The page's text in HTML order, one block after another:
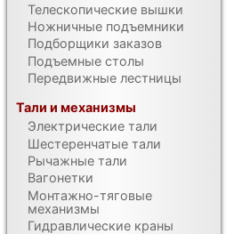
Телескопические вышки
Ножничные подъемники
Подборщики заказов
Подъемные столы
Передвижные лестницы
Тали и механизмы
Электрические тали
Шестеренчатые тали
Рычажные тали
Вагонетки
Монтажно-тяговые
механизмы
Гидравлические краны